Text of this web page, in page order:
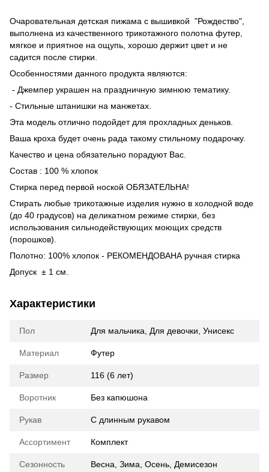
Очаровательная детская пижама с вышивкой "Рождество",
выполнена из качественного трикотажного полотна футер,
мягкое и приятное на ощупь, хорошо держит цвет и не
садится после стирки.
Особенностями данного продукта являются:
- Джемпер украшен на праздничную зимнюю тематику.
- Стильные штанишки на манжетах.
Эта модель отлично подойдет для прохладных деньков.
Ваша кроха будет очень рада такому стильному подарочку.
Качество и цена обязательно порадуют Вас.
Состав : 100 % хлопок
Стирка перед первой ноской ОБЯЗАТЕЛЬНА!
Стирать любые трикотажные изделия нужно в холодной воде
(до 40 градусов) на деликатном режиме стирки, без
использования сильнодействующих моющих средств
(порошков).
Полотно: 100% хлопок - РЕКОМЕНДОВАНА ручная стирка
Допуск ± 1 см.
Характеристики
Пол Для мальчика Для девочки Унисекс
Материал Футер
Размер 116 (6 лет)
Воротник Без капюшона
Рукав С длинным рукавом
Ассортимент Комплект
Сезонность Весна Зима Осень Демисезон